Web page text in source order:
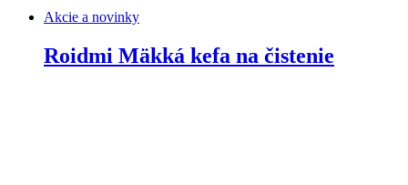
Akcie a novinky
Roidmi Mäkká kefa na čistenie